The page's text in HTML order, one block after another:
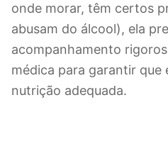
onde morar, têm certos
abusam do álcool), ela
acompanhamento
médica para garantir que
nutrição adequada.